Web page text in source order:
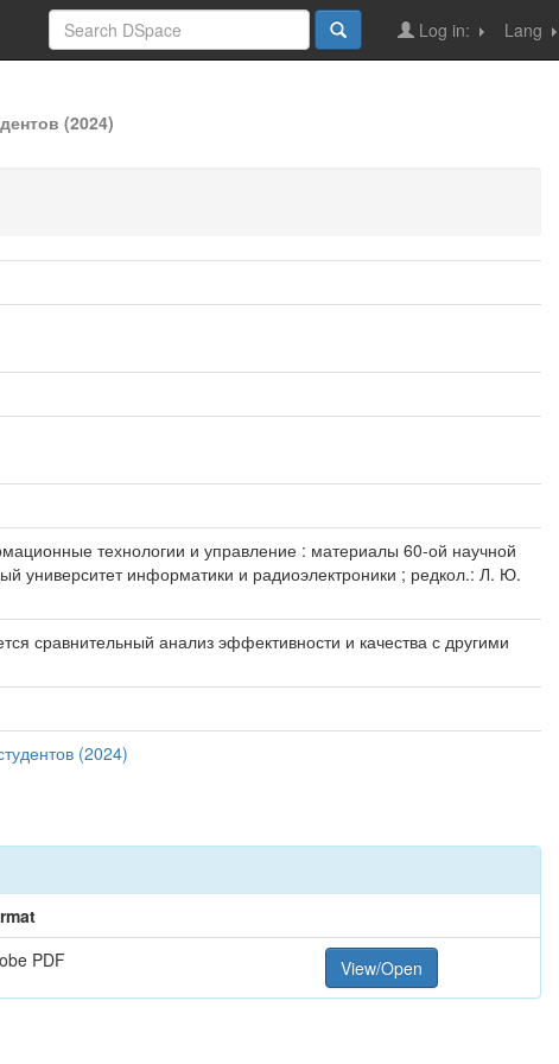
Lang
Log in:
(2024)
технологии и управление : материалы 60-ой научной
университет информатики и радиоэлектроники ; редкол.: Л. Ю.
сравнительный анализ эффективности и качества с другими
(2024)
PDF View/Open